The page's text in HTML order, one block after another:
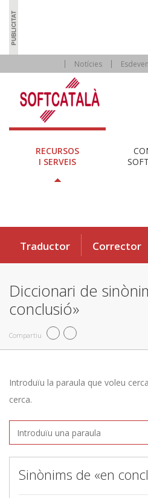
Notícies
RECURSOS
I SERVEIS
Traductor Corrector
Diccionari de
conclusió»
Compartiu
Introduïu la paraula que voleu
cerca.
Sinònims de «en